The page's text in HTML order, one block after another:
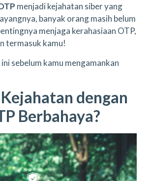
menjadi kejahatan siber yang
banyak orang masih belum
menjaga kerahasiaan OTP,
termasuk kamu!
sebelum kamu mengamankan
dengan
Berbahaya?